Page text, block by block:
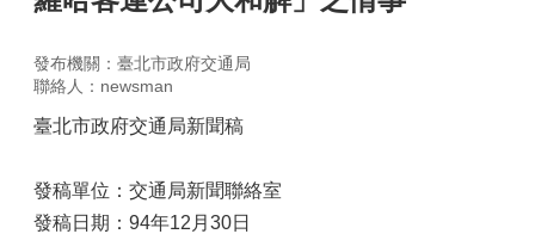
發布機關：臺北市政府交通局
聯絡人：newsman
臺北市政府交通局新聞稿
發稿單位：交通局新聞聯絡室
發稿日期：94年12月30日